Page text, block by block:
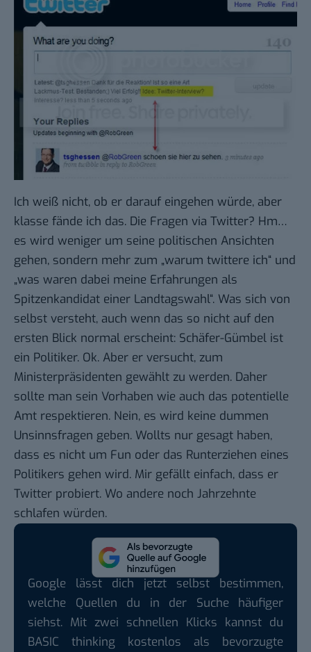
Ich weiß nicht, ob er darauf eingehen würde, aber
klasse fände ich das. Die Fragen via Twitter? Hm…
es wird weniger um seine politischen Ansichten
gehen, sondern mehr zum „warum twittere ich“ und
„was waren dabei meine Erfahrungen als
Spitzenkandidat einer Landtagswahl“. Was sich von
selbst versteht, auch wenn das so nicht auf den
ersten Blick normal erscheint: Schäfer-Gümbel ist
ein Politiker. Ok. Aber er versucht, zum
Ministerpräsidenten gewählt zu werden. Daher
sollte man sein Vorhaben wie auch das potentielle
Amt respektieren. Nein, es wird keine dummen
Unsinnsfragen geben. Wollts nur gesagt haben,
dass es nicht um Fun oder das Runterziehen eines
Politikers gehen wird. Mir gefällt einfach, dass er
Twitter probiert. Wo andere noch Jahrzehnte
schlafen würden.
Google lässt dich jetzt selbst bestimmen,
welche Quellen du in der Suche häufiger
siehst. Mit zwei schnellen Klicks kannst du
BASIC thinking kostenlos als bevorzugte